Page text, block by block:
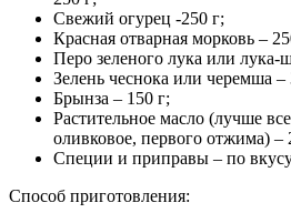
Свежий огурец -250 г;
Красная отварная морковь –
Перо зеленого лука или лука-
Зелень чеснока или черемша –
Брынза – 150 г;
Растительное масло (лучше
оливковое, первого отжима) –
Специи и приправы – по
Способ приготовления: